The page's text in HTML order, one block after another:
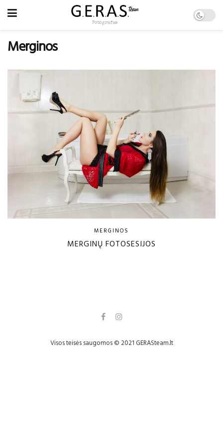
Merginos
MERGINOS
MERGINŲ FOTOSESIJOS
Visos teisės saugomos © 2021 GERASteam.lt